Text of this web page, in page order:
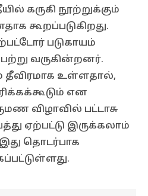
கருகி நூற்றுக்கும்
கூறப்படுகிறது.
படுகாயம்
வருகின்றனர்.
தீவிரமாக உள்ளதால்,
என
விழாவில் பட்டாசு
ஏற்பட்டு இருக்கலாம்
இது தொடர்பாக